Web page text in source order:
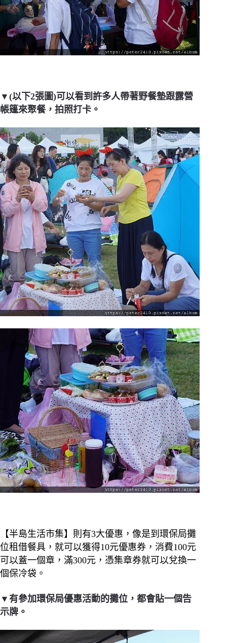
▼(以下2張圖)可以看到許多人帶著野餐墊跟露營
帳篷來聚餐，拍照打卡。
【半島生活市集】則有3大優惠，像是到環保局攤
位租借餐具，就可以獲得10元優惠券，消費100元
可以蓋一個章，滿300元，憑集章券就可以兌換一
個保冷袋。
▼有參加環保局優惠活動的攤位，都會貼一個告
示牌。